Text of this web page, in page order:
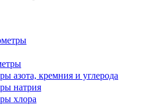
азота, кремния и углерода
натрия
хлора